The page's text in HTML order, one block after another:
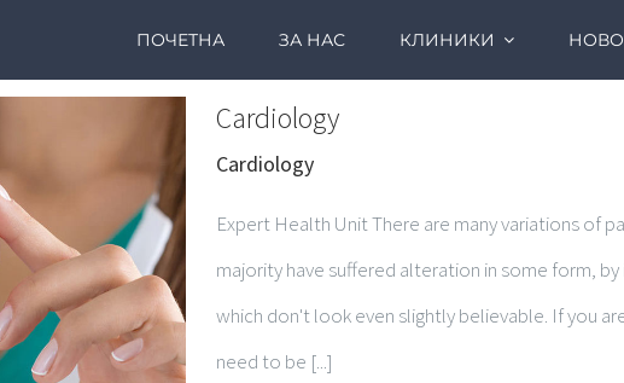
ПОЧЕТНА ЗА НАС КЛИНИКИ
Cardiology
Cardiology
Expert Health Unit There are many variations of
majority have suffered alteration in some form,
which don't look even slightly believable. If you
need to be [...]